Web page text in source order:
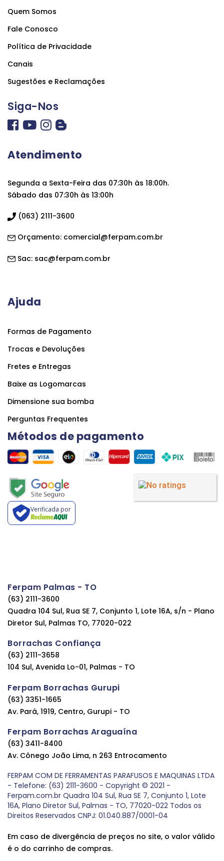
Quem Somos
Fale Conosco
Política de Privacidade
Canais
Sugestões e Reclamações
Siga-Nos
Atendimento
Segunda a Sexta-Feira das 07:30h às 18:00h.
Sábado das 07:30h às 13:00h
(063) 2111-3600
Orçamento: comercial@ferpam.com.br
Sac: sac@ferpam.com.br
Ajuda
Formas de Pagamento
Trocas e Devoluções
Fretes e Entregas
Baixe as Logomarcas
Dimensione sua bomba
Perguntas Frequentes
Métodos de pagamento
Verificada por
Ferpam Palmas - TO
(63) 2111-3600
Quadra 104 Sul, Rua SE 7, Conjunto 1, Lote 16A, s/n - Plano
Diretor Sul, Palmas TO, 77020-022
Borrachas Confiança
(63) 2111-3658
104 Sul, Avenida Lo-01, Palmas - TO
Ferpam Borrachas Gurupi
(63) 3351-1665
Av. Pará, 1919, Centro, Gurupi - TO
Ferpam Borrachas Araguaína
(63) 3411-8400
Av. Cônego João Lima, n 263 Entrocamento
FERPAM COM DE FERRAMENTAS PARAFUSOS E MAQUINAS LTDA
- Telefone: (63) 2111-3600 - Copyright © 2021 -
Ferpam.com.br Quadra 104 Sul, Rua SE 7, Conjunto 1, Lote
16A, Plano Diretor Sul, Palmas - TO, 77020-022 Todos os
Direitos Reservados CNPJ: 01.040.887/0001-04
Em caso de divergência de preços no site, o valor válido
é o do carrinho de compras.